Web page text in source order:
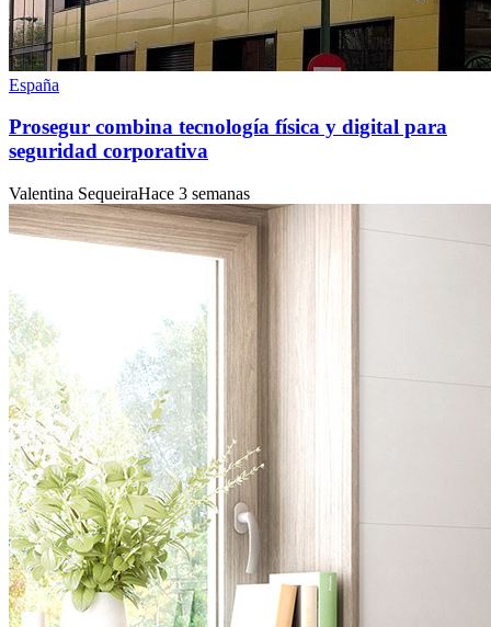
España
Prosegur combina tecnología física y digital para
seguridad corporativa
Valentina SequeiraHace 3 semanas